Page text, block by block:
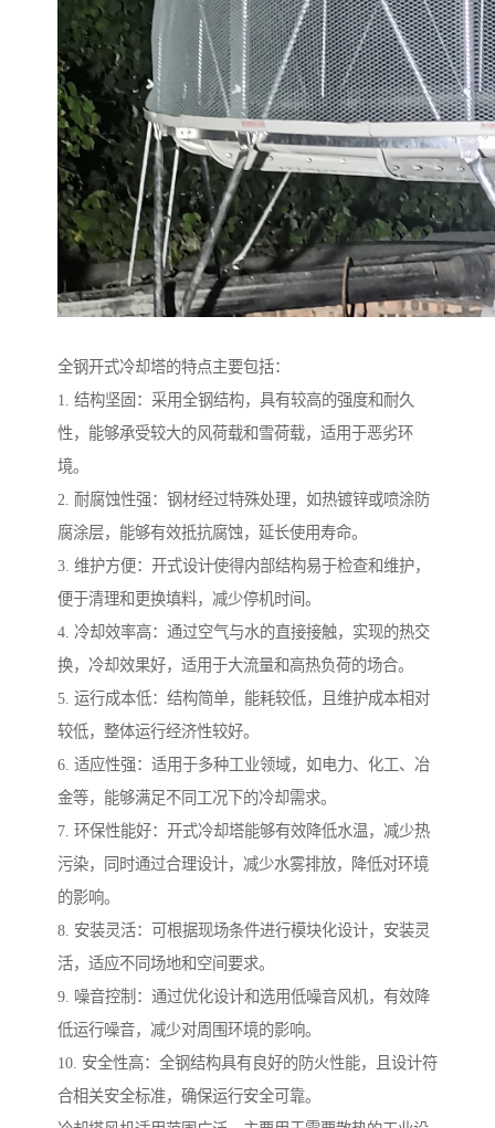
全钢开式冷却塔的特点主要包括：
1. 结构坚固：采用全钢结构，具有较高的强度和耐久
性，能够承受较大的风荷载和雪荷载，适用于恶劣环
境。
2. 耐腐蚀性强：钢材经过特殊处理，如热镀锌或喷涂防
腐涂层，能够有效抵抗腐蚀，延长使用寿命。
3. 维护方便：开式设计使得内部结构易于检查和维护，
便于清理和更换填料，减少停机时间。
4. 冷却效率高：通过空气与水的直接接触，实现的热交
换，冷却效果好，适用于大流量和高热负荷的场合。
5. 运行成本低：结构简单，能耗较低，且维护成本相对
较低，整体运行经济性较好。
6. 适应性强：适用于多种工业领域，如电力、化工、冶
金等，能够满足不同工况下的冷却需求。
7. 环保性能好：开式冷却塔能够有效降低水温，减少热
污染，同时通过合理设计，减少水雾排放，降低对环境
的影响。
8. 安装灵活：可根据现场条件进行模块化设计，安装灵
活，适应不同场地和空间要求。
9. 噪音控制：通过优化设计和选用低噪音风机，有效降
低运行噪音，减少对周围环境的影响。
10. 安全性高：全钢结构具有良好的防火性能，且设计符
合相关安全标准，确保运行安全可靠。